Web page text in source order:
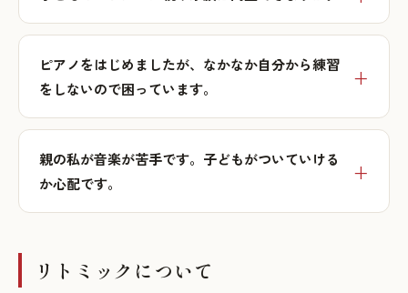
ピアノをはじめましたが、なかなか自分から練習
をしないので困っています。
親の私が音楽が苦手です。子どもがついていける
か心配です。
リトミックについて